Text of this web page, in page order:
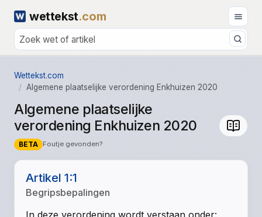
wettekst.com
Wettekst.com
Algemene plaatselijke verordening Enkhuizen 2020
Algemene plaatselijke
verordening Enkhuizen 2020
BETA Foutje gevonden?
Artikel 1:1
Begripsbepalingen